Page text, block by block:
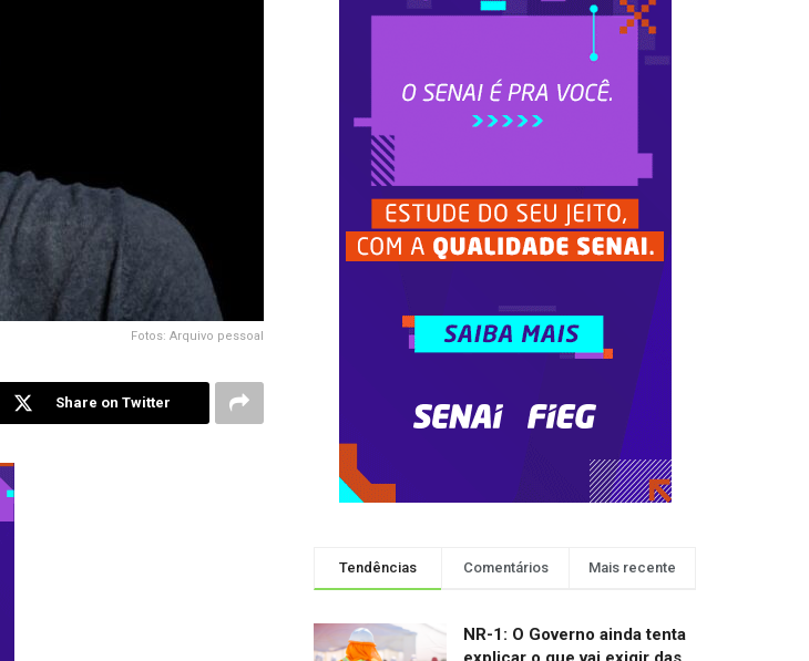
Fotos: Arquivo pessoal
Share on Twitter
Tendências Comentários Mais recente
NR-1: O Governo ainda tenta